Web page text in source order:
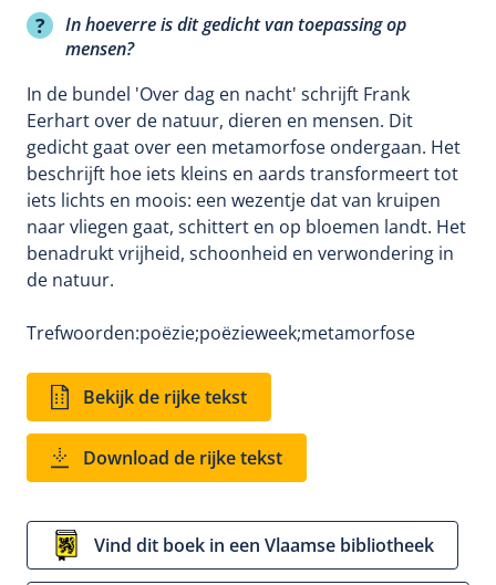
In hoeverre is dit gedicht van toepassing op
mensen?
In de bundel 'Over dag en nacht' schrijft Frank
Eerhart over de natuur, dieren en mensen. Dit
gedicht gaat over een metamorfose ondergaan. Het
beschrijft hoe iets kleins en aards transformeert tot
iets lichts en moois: een wezentje dat van kruipen
naar vliegen gaat, schittert en op bloemen landt. Het
benadrukt vrijheid, schoonheid en verwondering in
de natuur.
Trefwoorden:poëzie;poëzieweek;metamorfose
Bekijk de rijke tekst
Download de rijke tekst
Vind dit boek in een Vlaamse bibliotheek